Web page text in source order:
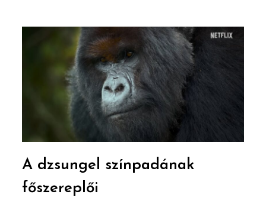
A dzsungel színpadának
főszereplői